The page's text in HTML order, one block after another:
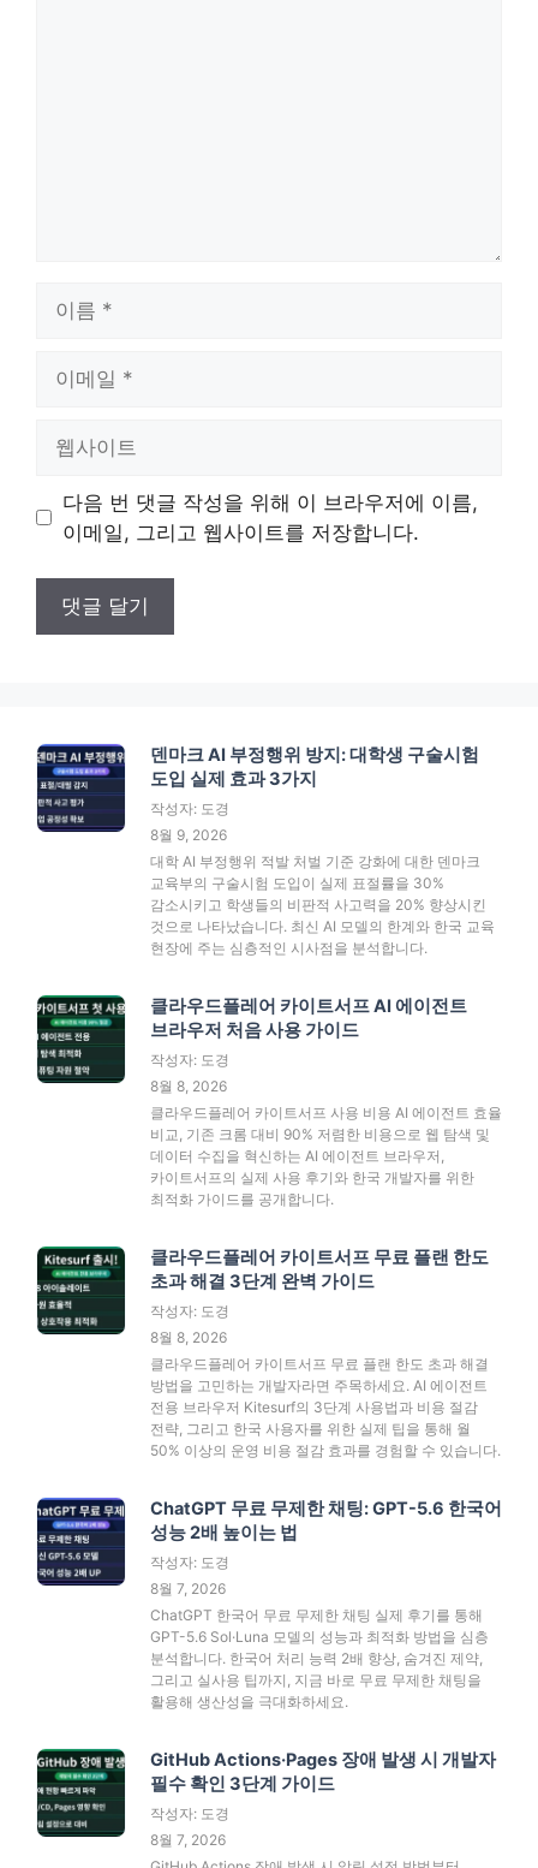
트
다음 번 댓글 작성을 위해 이 브라우저에 이름,
이메일, 그리고 웹사이트를 저장합니다.
덴마크 AI 부정행위 방지: 대학생 구술시험
도입 실제 효과 3가지
작성자: 도경
8월 9, 2026
대학 AI 부정행위 적발 처벌 기준 강화에 대한 덴마크
교육부의 구술시험 도입이 실제 표절률을 30%
감소시키고 학생들의 비판적 사고력을 20% 향상시킨
것으로 나타났습니다. 최신 AI 모델의 한계와 한국 교육
현장에 주는 심층적인 시사점을 분석합니다.
클라우드플레어 카이트서프 AI 에이전트
브라우저 처음 사용 가이드
작성자: 도경
8월 8, 2026
클라우드플레어 카이트서프 사용 비용 AI 에이전트 효율
비교, 기존 크롬 대비 90% 저렴한 비용으로 웹 탐색 및
데이터 수집을 혁신하는 AI 에이전트 브라우저,
카이트서프의 실제 사용 후기와 한국 개발자를 위한
최적화 가이드를 공개합니다.
클라우드플레어 카이트서프 무료 플랜 한도
초과 해결 3단계 완벽 가이드
작성자: 도경
8월 8, 2026
클라우드플레어 카이트서프 무료 플랜 한도 초과 해결
방법을 고민하는 개발자라면 주목하세요. AI 에이전트
전용 브라우저 Kitesurf의 3단계 사용법과 비용 절감
전략, 그리고 한국 사용자를 위한 실제 팁을 통해 월
50% 이상의 운영 비용 절감 효과를 경험할 수 있습니다.
ChatGPT 무료 무제한 채팅: GPT-5.6 한국어
성능 2배 높이는 법
작성자: 도경
8월 7, 2026
ChatGPT 한국어 무료 무제한 채팅 실제 후기를 통해
GPT-5.6 Sol·Luna 모델의 성능과 최적화 방법을 심층
분석합니다. 한국어 처리 능력 2배 향상, 숨겨진 제약,
그리고 실사용 팁까지, 지금 바로 무료 무제한 채팅을
활용해 생산성을 극대화하세요.
GitHub Actions·Pages 장애 발생 시 개발자
필수 확인 3단계 가이드
작성자: 도경
8월 7, 2026